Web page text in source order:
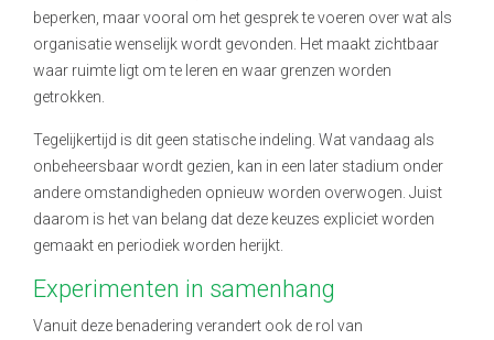
beperken, maar vooral om het gesprek te voeren over wat als
organisatie wenselijk wordt gevonden. Het maakt zichtbaar
waar ruimte ligt om te leren en waar grenzen worden
getrokken.
Tegelijkertijd is dit geen statische indeling. Wat vandaag als
onbeheersbaar wordt gezien, kan in een later stadium onder
andere omstandigheden opnieuw worden overwogen. Juist
daarom is het van belang dat deze keuzes expliciet worden
gemaakt en periodiek worden herijkt.
Experimenten in samenhang
Vanuit deze benadering verandert ook de rol van